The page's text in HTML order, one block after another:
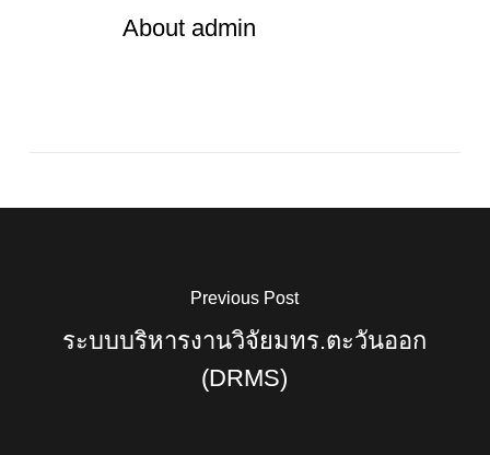
Aboutadmin
Previous Post
ระบบบริหารงานวิจัยมทร.ตะวันออก
(DRMS)